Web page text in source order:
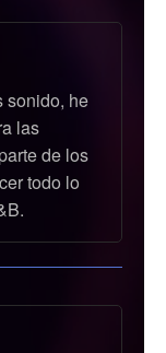
sonido, he
las
de los
todo lo